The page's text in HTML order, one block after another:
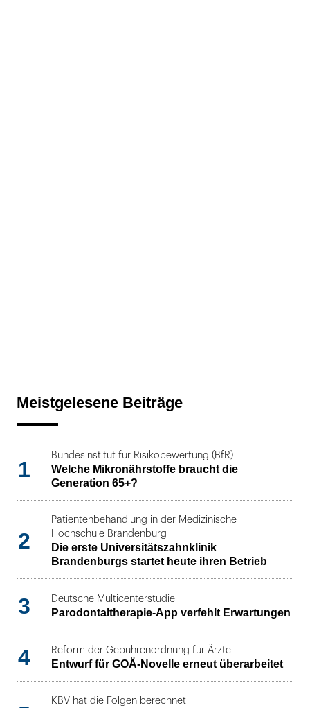
Meistgelesene Beiträge
1
Bundesinstitut für Risikobewertung (BfR)
Welche Mikronährstoffe braucht die
Generation 65+?
2
Patientenbehandlung in der Medizinische
Hochschule Brandenburg
Die erste Universitätszahnklinik
Brandenburgs startet heute ihren Betrieb
3 Deutsche Multicenterstudie
Parodontaltherapie-App verfehlt Erwartungen
4 Reform der Gebührenordnung für Ärzte
Entwurf für GOÄ-Novelle erneut überarbeitet
KBV hat die Folgen berechnet